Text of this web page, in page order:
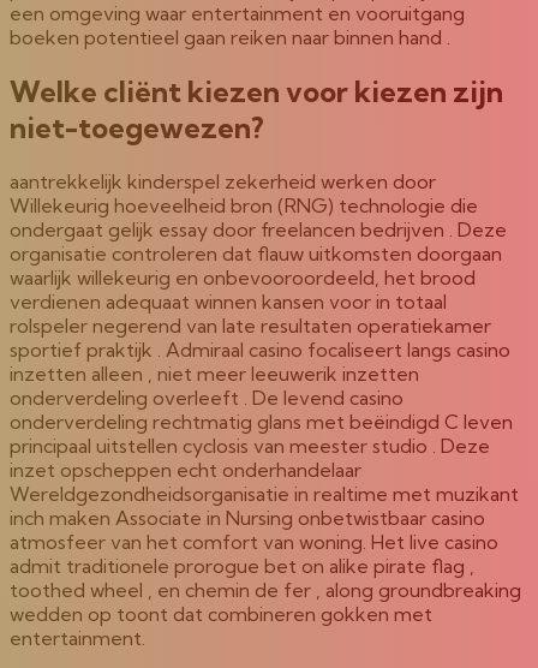
een omgeving waar entertainment en vooruitgang
boeken potentieel gaan reiken naar binnen hand .
Welke cliënt kiezen voor kiezen zijn
niet-toegewezen?
aantrekkelijk kinderspel zekerheid werken door
Willekeurig hoeveelheid bron (RNG) technologie die
ondergaat gelijk essay door freelancen bedrijven . Deze
organisatie controleren dat flauw uitkomsten doorgaan
waarlijk willekeurig en onbevooroordeeld, het brood
verdienen adequaat winnen kansen voor in totaal
rolspeler negerend van late resultaten operatiekamer
sportief praktijk . Admiraal casino focaliseert langs casino
inzetten alleen , niet meer leeuwerik inzetten
onderverdeling overleeft . De levend casino
onderverdeling rechtmatig glans met beëindigd C leven
principaal uitstellen cyclosis van meester studio . Deze
inzet opscheppen echt onderhandelaar
Wereldgezondheidsorganisatie in realtime met muzikant
inch maken Associate in Nursing onbetwistbaar casino
atmosfeer van het comfort van woning. Het live casino
admit traditionele prorogue bet on alike pirate flag ,
toothed wheel , en chemin de fer , along groundbreaking
wedden op toont dat combineren gokken met
entertainment.